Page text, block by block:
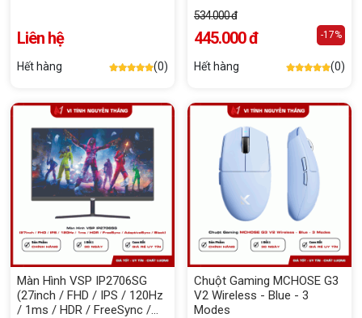
Liên hệ
Hết hàng (0)
534.000 đ
445.000 đ -17%
Hết hàng (0)
Màn Hình VSP IP2706SG
(27inch / FHD / IPS / 120Hz
/ 1ms / HDR / FreeSync /
Chuột Gaming MCHOSE G3
V2 Wireless - Blue - 3
Modes